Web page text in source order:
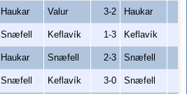
Haukar Valur 3-2 Haukar
Snæfell Keflavík 1-3 Keflavík
Haukar Snæfell 2-3 Snæfell
Snæfell Keflavík 3-0 Snæfell